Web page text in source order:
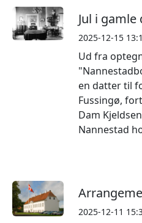
Jul i gamle
2025-12-15
Ud fra
en datter til
Fussingø,
Dam
Nannestad
2025-12-11